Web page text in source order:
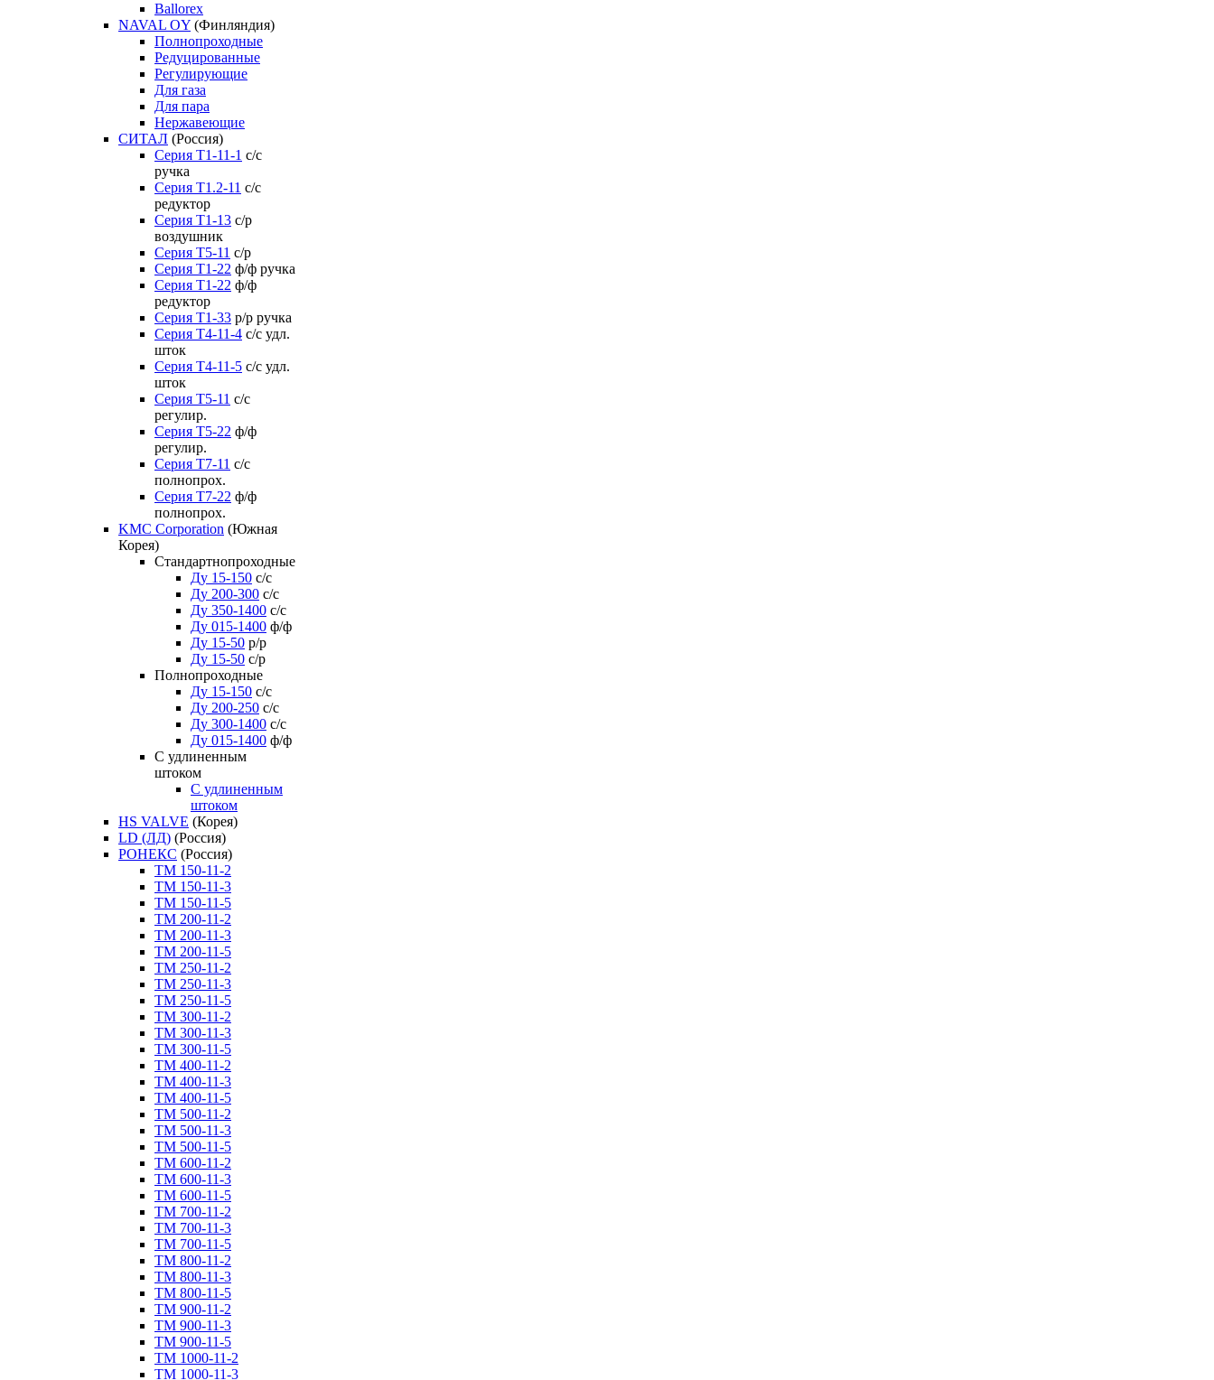
Ballorex
NAVAL OY (Финляндия)
Полнопроходные
Редуцированные
Регулирующие
Для газа
Для пара
Нержавеющие
СИТАЛ (Россия)
Серия Т1-11-1 с/с
ручка
Серия Т1.2-11 с/с
редуктор
Серия Т1-13 с/р
воздушник
Серия T5-11 с/р
Серия Т1-22 ф/ф ручка
Серия Т1-22 ф/ф
редуктор
Серия T1-33 р/р ручка
Серия Т4-11-4 с/с удл.
шток
Серия Т4-11-5 с/с удл.
шток
Серия Т5-11 с/с
регулир.
Серия Т5-22 ф/ф
регулир.
Серия Т7-11 с/с
полнопрох.
Серия Т7-22 ф/ф
полнопрох.
KMC Corporation (Южная
Корея)
Стандартнопроходные
Ду 15-150 с/с
Ду 200-300 с/с
Ду 350-1400 с/с
Ду 015-1400 ф/ф
Ду 15-50 р/р
Ду 15-50 с/р
Полнопроходные
Ду 15-150 с/с
Ду 200-250 с/с
Ду 300-1400 с/с
Ду 015-1400 ф/ф
С удлиненным
штоком
C удлиненным
штоком
HS VALVE (Корея)
LD (ЛД) (Россия)
РОНЕКС (Россия)
ТM 150-11-2
ТM 150-11-3
ТM 150-11-5
ТM 200-11-2
ТM 200-11-3
ТM 200-11-5
ТM 250-11-2
ТM 250-11-3
ТM 250-11-5
ТM 300-11-2
ТM 300-11-3
ТM 300-11-5
ТM 400-11-2
ТM 400-11-3
ТM 400-11-5
ТM 500-11-2
ТM 500-11-3
ТM 500-11-5
ТM 600-11-2
ТM 600-11-3
ТM 600-11-5
ТM 700-11-2
ТM 700-11-3
ТM 700-11-5
ТM 800-11-2
ТM 800-11-3
ТM 800-11-5
ТM 900-11-2
ТM 900-11-3
ТM 900-11-5
ТM 1000-11-2
ТM 1000-11-3